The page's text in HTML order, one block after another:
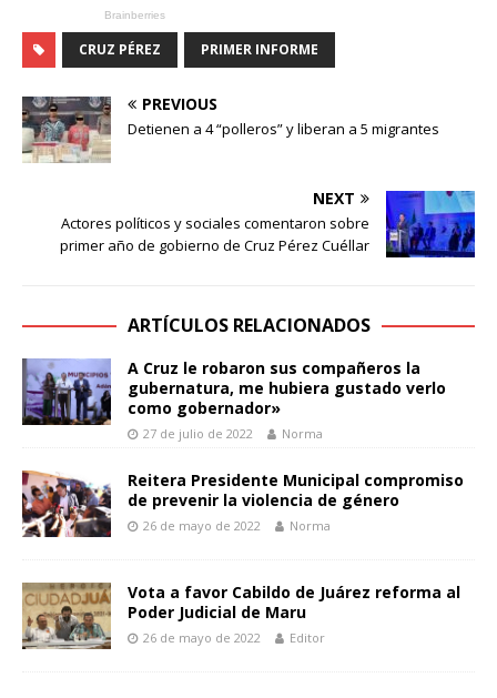
CRUZ PÉREZ PRIMER INFORME
PREVIOUS
Detienen a 4 “polleros” y liberan a 5 migrantes
NEXT
Actores políticos y sociales comentaron sobre
primer año de gobierno de Cruz Pérez Cuéllar
ARTÍCULOS RELACIONADOS
A Cruz le robaron sus compañeros la
gubernatura, me hubiera gustado verlo
como gobernador»
27 de julio de 2022 Norma
Reitera Presidente Municipal compromiso
de prevenir la violencia de género
26 de mayo de 2022 Norma
Vota a favor Cabildo de Juárez reforma al
Poder Judicial de Maru
26 de mayo de 2022 Editor